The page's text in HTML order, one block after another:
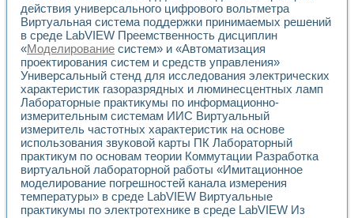
Использование технологий NATIONAL INSTRUMENTS
Учебный практикум "Спектральный и корреляционный
Учебный стенд для исследования принципа действия
Оборудование и программное обеспечение учебных
Виртуальный лабораторный практикум для изучения
Управление роботом ТУР-10 средствами LabVIEW
Аппаратно-программный комплекс для исследования
Автоматизированный дистанционный лабораторный
Исследование возможности реставрации одномерных
Использование технологий NATIONAL INSTRUMENTS в
Разработка модификаций алгоритма полигармонической
Учебный стенд для исследования принципа действия
Виртуальная система поддержки принимаемых решений в
Преемственность дисциплин «Моделирование систем» и
действия универсального цифрового вольтметра
Виртуальная система поддержки принимаемых решений
в среде LabVIEW Преемственность дисциплин
«Моделирование систем» и «Автоматизация
проектирования систем и средств управления»
Универсальный стенд для исследования электрических
характеристик газоразрядных и люминесцентных ламп
Лабораторные практикумы по информационно-
измерительным системам ИИС Виртуальный
измеритель частотных характеристик на основе
использования звуковой карты ПК Лабораторный
практикум по основам теории Коммутации Разработка
виртуальной лабораторной работы «Имитационное
моделирование погрешностей канала измерения
температуры» в среде LabVIEW Виртуальные
практикумы по электротехнике в среде LabVIEW Из